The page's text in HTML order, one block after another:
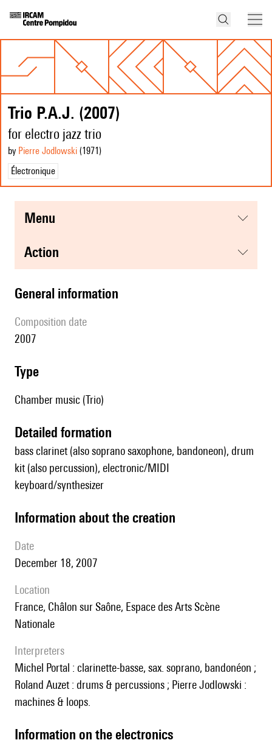
Trio P.A.J. (2007)
for electro jazz trio
by Pierre Jodlowski (1971 )
Électronique
menu
action
general information
composition date
2007
type
Chamber music (Trio)
detailed formation
bass clarinet (also soprano saxophone, bandoneon), drum
kit (also percussion), electronic/MIDI
keyboard/synthesizer
information about the creation
date
December 18, 2007
location
France, Châlon sur Saône, Espace des Arts Scène
Nationale
interpreters
Michel Portal : clarinette-basse, sax. soprano, bandonéon ;
Roland Auzet : drums & percussions ; Pierre Jodlowski :
machines & loops.
Information on the electronics